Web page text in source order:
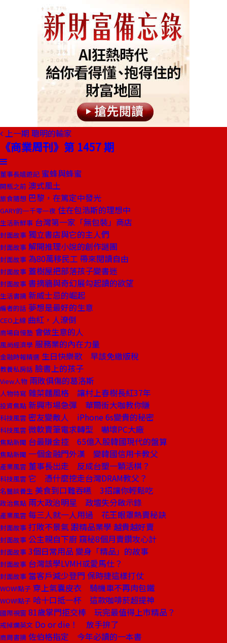
上一期 聰明的輸家
《商業周刊》第 1457 期
董事長嬉遊記 蜜蜂與蜂蜜
開瓶之前 澳式風土
旅食隨想 巴黎，在篤定中發光
GARY的一千零一夜 住在包浩斯的理想中
生活新鮮事 台灣第一家「無包裝」商店
封面故事 獨立書店與它的主人們
封面故事 解開推理小說的創作謎團
封面故事 為80萬移民工 帶來閱讀自由
封面故事 蓋樹屋把部落孩子變書迷
封面故事 書摘牆與奇幻展勾起讀的欲望
生活書摘 新威士忌的崛起
編者的話 夢想是最好的生意
CEO上線 曲紅，人潦倒
商場自慢塾 會做生意的人
風尚經濟學 服務業的內在力量
金融時報精選 生日快樂歌 早該免繳版稅
教養私房話 臉書上的孩子
View人物 兩敗俱傷的葛洛斯
人物特寫 雜菜麵風格 讓村上春樹長紅37年
投資焦點 新興市場急彈 華爾街大咖教你賺
科技風雲 密友變敵人 iPhone 6s變貴的秘密
科技風雲 微軟賣筆電求轉型 嚇壞PC大廠
焦點新聞 台最賺金控 65億入股韓國現代的盤算
焦點新聞 一個金融門外漢 變韓國信用卡教父
產業風雲 董事長出走 反成台塑一顆活棋？
科技風雲 它 憑什麼挖走台灣DRAM教父？
名醫談養生 美食到口難吞嚥 3招讓你輕鬆吃
政治焦點 兩大政治明星 政壇失分啟示錄
產業風雲 每三人就一人用過 花王眼罩熱賣秘訣
封面故事 打敗不景氣 跟精品業學 越貴越好賣
封面故事 公主親自下廚 窺秘8個月賣鑽攻心計
封面故事 3個日常用品 變身「精品」的故事
封面故事 台灣該學LVMH或愛馬仕？
封面故事 當客戶減少登門 保時捷這樣打仗
WOW!點子 穿上氣囊皮衣 騎機車不再肉包鐵
WOW!點子 哈十口抵一杯 這款咖啡菸超提神
國際視窗 81歲掌門拒交棒 玩完最值得上市精品？
戒掉爛英文 Do or die！ 放手拚了
商周書摘 佐伯格指定 今年必讀的一本書